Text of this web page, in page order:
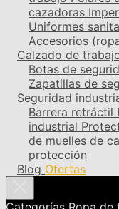
cazadoras
Uniformes
Accesorios
Calzado de
Botas de
Zapatillas de
Seguridad
Barrera retráctil
industrial
de muelles de
protección
Blog Ofertas